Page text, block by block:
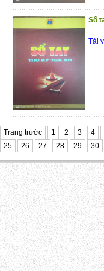
Nhằm góp
Việt Nam
tư, cuốn
(4/11/2020)
Sổ
Tải
Trang trước 1 2 3 4
25
26 27 28 29 30